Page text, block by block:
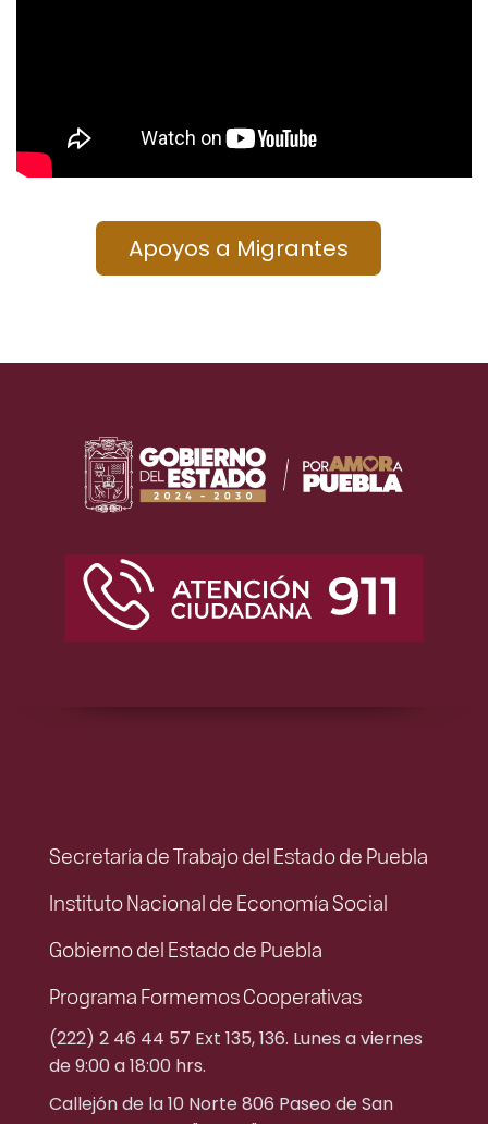
Apoyos a Migrantes
Secretaría de Trabajo del Estado de Puebla
Instituto Nacional de Economía Social
Gobierno del Estado de Puebla
Programa Formemos Cooperativas
(222) 2 46 44 57 Ext 135, 136. Lunes a viernes
de 9:00 a 18:00 hrs.
Callejón de la 10 Norte 806 Paseo de San